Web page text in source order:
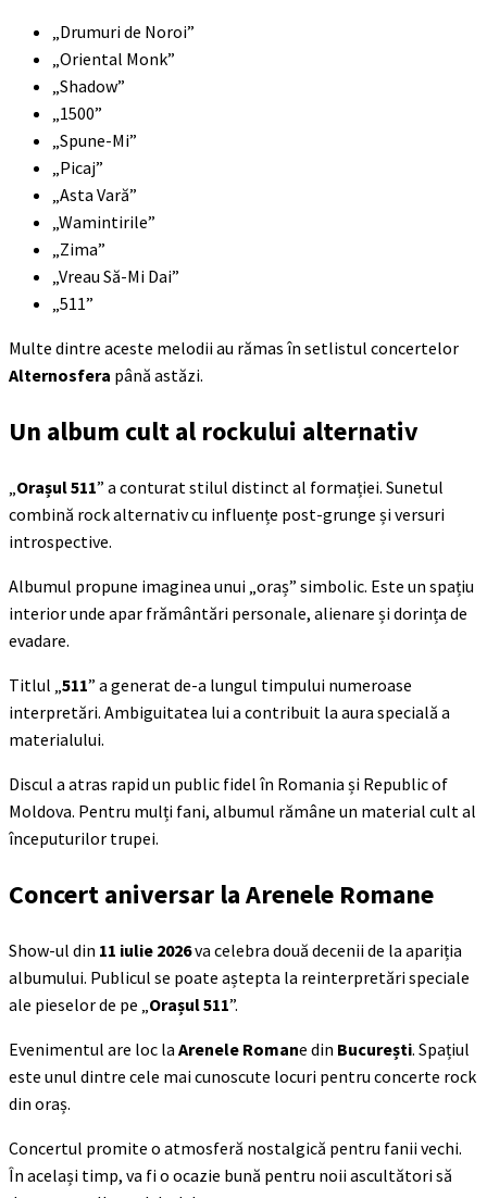
„Drumuri de Noroi”
„Oriental Monk”
„Shadow”
„1500”
„Spune-Mi”
„Picaj”
„Asta Vară”
„Wamintirile”
„Zima”
„Vreau Să-Mi Dai”
„511”
Multe dintre aceste melodii au rămas în setlistul concertelor
Alternosfera până astăzi.
Un album cult al rockului alternativ
Orașul 511” a conturat stilul distinct al formației. Sunetul
combină rock alternativ cu influențe post-grunge și versuri
introspective.
Albumul propune imaginea unui „oraș” simbolic. Este un spațiu
interior unde apar frământări personale, alienare și dorința de
evadare.
Titlul „ 511” a generat de-a lungul timpului numeroase
interpretări. Ambiguitatea lui a contribuit la aura specială a
materialului.
Discul a atras rapid un public fidel în Romania și Republic of
Moldova. Pentru mulți fani, albumul rămâne un material cult al
începuturilor trupei.
Concert aniversar la Arenele Romane
Show-ul din 11 iulie 2026va celebra două decenii de la apariția
albumului. Publicul se poate aștepta la reinterpretări speciale
ale pieselor de pe „ Orașul 511”.
Evenimentul are loc la Arenele Romane din București. Spațiul
este unul dintre cele mai cunoscute locuri pentru concerte rock
din oraș.
Concertul promite o atmosferă nostalgică pentru fanii vechi.
În același timp, va fi o ocazie bună pentru noii ascultători să